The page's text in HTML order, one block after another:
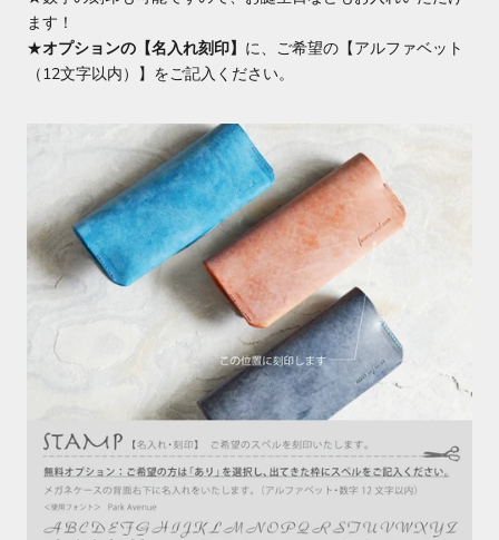
ます！
★オプションの【名入れ刻印】 に、ご希望の【アルファベット
（12文字以内）】をご記入ください。